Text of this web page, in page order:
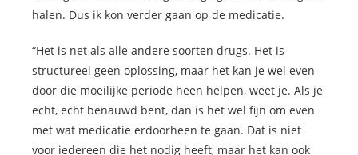
halen. Dus ik kon verder gaan op de medicatie.
“Het is net als alle andere soorten drugs. Het is
structureel geen oplossing, maar het kan je wel even
door die moeilijke periode heen helpen, weet je. Als je
echt, echt benauwd bent, dan is het wel fijn om even
met wat medicatie erdoorheen te gaan. Dat is niet
voor iedereen die het nodig heeft, maar het kan ook